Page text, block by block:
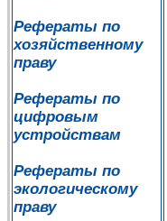
Рефераты по
хозяйственному
праву
Рефераты по
цифровым
устройствам
Рефераты по
экологическому
праву